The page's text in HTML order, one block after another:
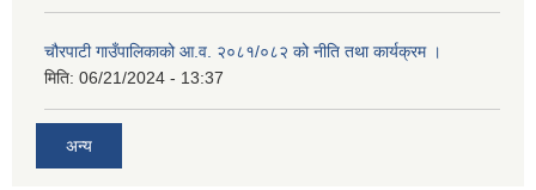
चौरपाटी गाउँपालिकाको आ.व. २०८१/०८२ को नीति तथा कार्यक्रम ।
मिति: 06/21/2024 - 13:37
अन्य